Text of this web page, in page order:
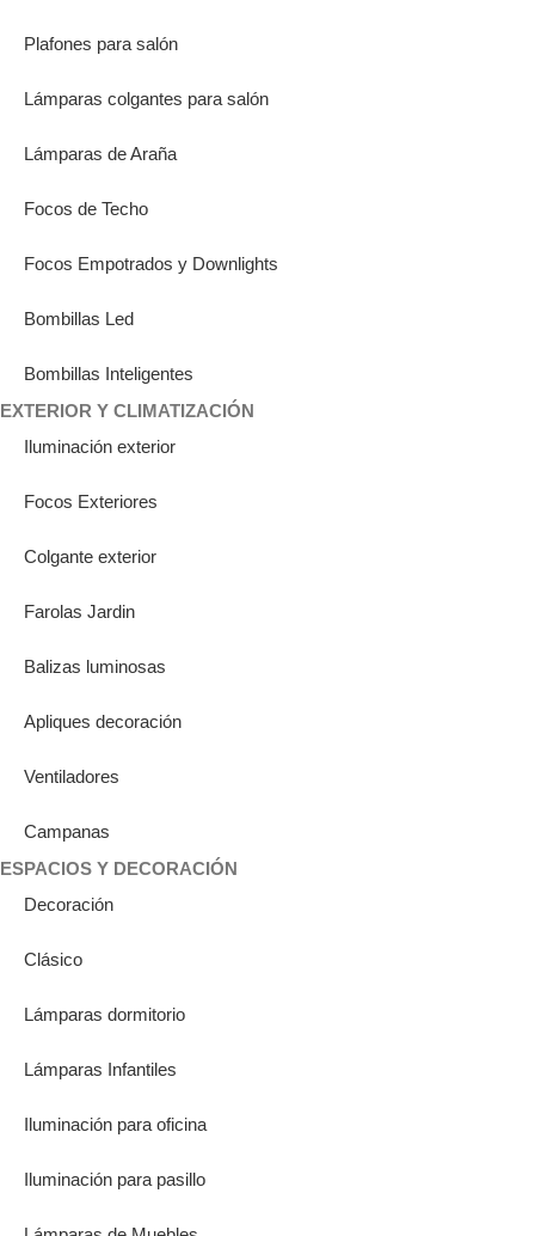
Plafones para salón
Lámparas colgantes para salón
Lámparas de Araña
Focos de Techo
Focos Empotrados y Downlights
Bombillas Led
Bombillas Inteligentes
EXTERIOR Y CLIMATIZACIÓN
Iluminación exterior
Focos Exteriores
Colgante exterior
Farolas Jardin
Balizas luminosas
Apliques decoración
Ventiladores
Campanas
ESPACIOS Y DECORACIÓN
Decoración
Clásico
Lámparas dormitorio
Lámparas Infantiles
Iluminación para oficina
Iluminación para pasillo